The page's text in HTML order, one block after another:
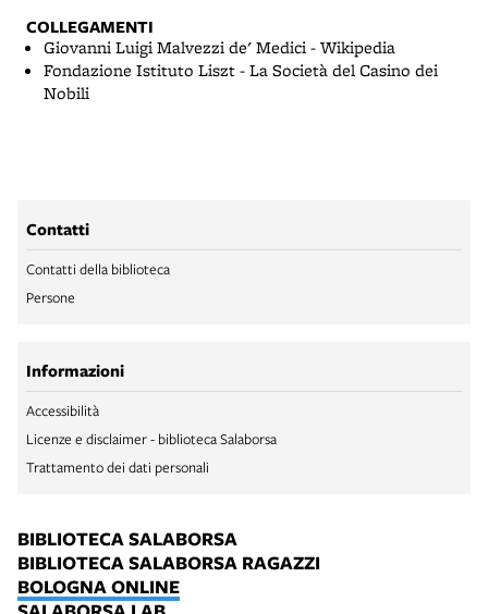
COLLEGAMENTI
Giovanni Luigi Malvezzi de' Medici - Wikipedia
Fondazione Istituto Liszt - La Società del Casino dei
Nobili
Contatti
Contatti della biblioteca
Persone
Informazioni
Accessibilità
Licenze e disclaimer - biblioteca Salaborsa
Trattamento dei dati personali
BIBLIOTECA SALABORSA
BIBLIOTECA SALABORSA RAGAZZI
BOLOGNA ONLINE